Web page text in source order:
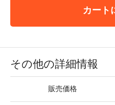
カート
その他の詳細情報
販売価格